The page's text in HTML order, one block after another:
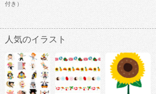
付き）
人気のイラスト